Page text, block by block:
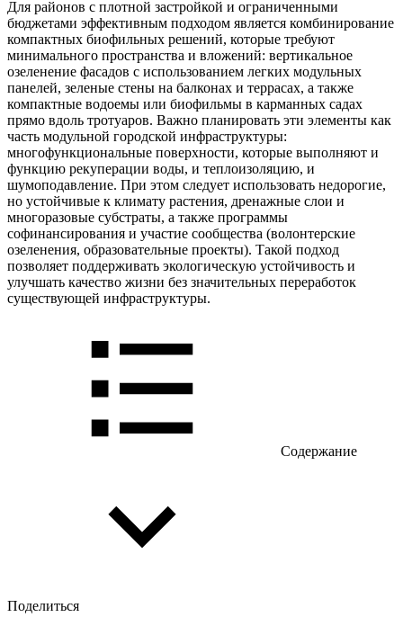
Для районов с плотной застройкой и ограниченными
бюджетами эффективным подходом является комбинирование
компактных биофильных решений, которые требуют
минимального пространства и вложений: вертикальное
озеленение фасадов с использованием легких модульных
панелей, зеленые стены на балконах и террасах, а также
компактные водоемы или биофильмы в карманных садах
прямо вдоль тротуаров. Важно планировать эти элементы как
часть модульной городской инфраструктуры:
многофункциональные поверхности, которые выполняют и
функцию рекуперации воды, и теплоизоляцию, и
шумоподавление. При этом следует использовать недорогие,
но устойчивые к климату растения, дренажные слои и
многоразовые субстраты, а также программы
софинансирования и участие сообщества (волонтерские
озеленения, образовательные проекты). Такой подход
позволяет поддерживать экологическую устойчивость и
улучшать качество жизни без значительных переработок
существующей инфраструктуры.
Содержание
Поделиться